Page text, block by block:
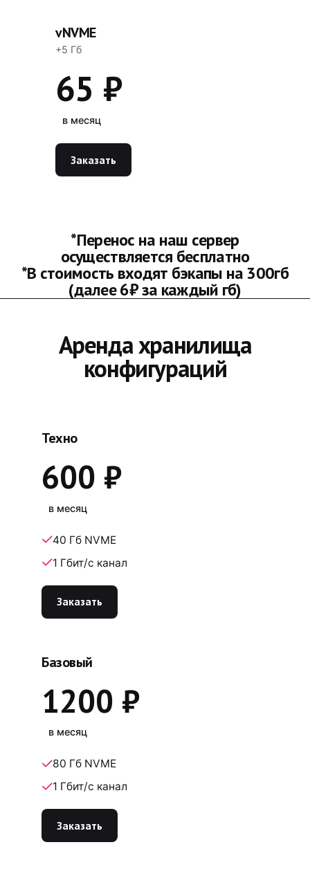
vNVME
+5 Гб
65 ₽
в месяц
Заказать
*Перенос на наш сервер
осуществляется бесплатно
*В стоимость входят бэкапы на 300гб
(далее 6₽ за каждый гб)
Аренда хранилища
конфигураций
Техно
600 ₽
в месяц
40 Гб NVME
1 Гбит/c канал
Заказать
Базовый
1200 ₽
в месяц
80 Гб NVME
1 Гбит/c канал
Заказать